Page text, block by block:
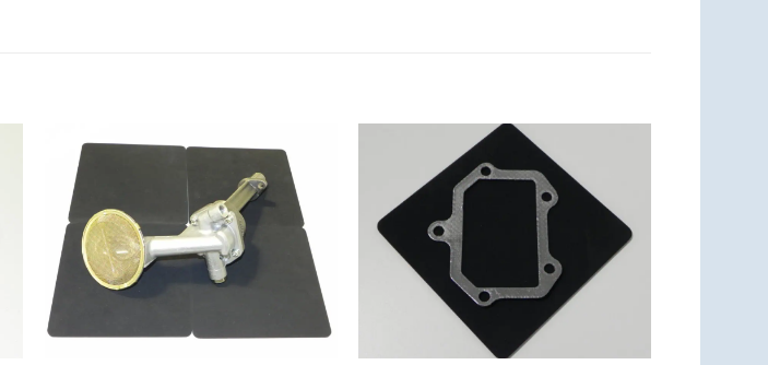
Zum
Merkzettel
hinzufügen
Zum
Merkzettel
hinzufügen